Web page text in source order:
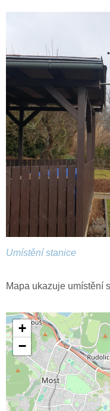
Umístění stanice
Mapa ukazuje umístění
+
−